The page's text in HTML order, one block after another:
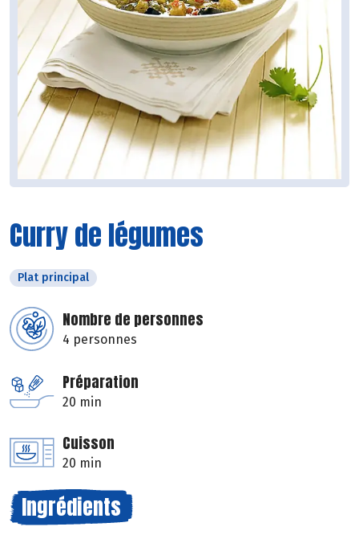
Curry de légumes
Plat principal
Nombre de personnes
4 personnes
Préparation
20 min
Cuisson
20 min
Ingrédients